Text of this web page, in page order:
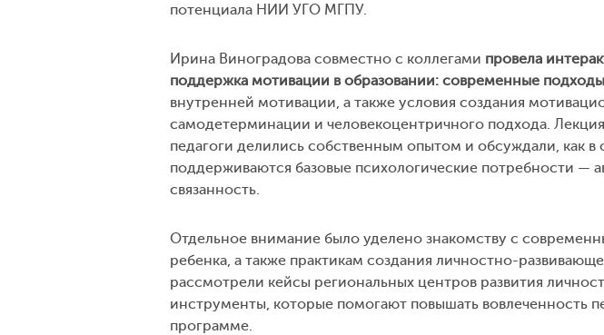
потенциала НИИ УГО МГПУ.
Ирина Виноградова совместно с коллегами провела
поддержка мотивации в образовании: современные
внутренней мотивации, а также условия создания
самодетерминации и человекоцентричного подхода.
педагоги делились собственным опытом и обсуждали, как в
поддерживаются базовые психологические потребности —
связанность.
Отдельное внимание было уделено знакомству с
ребенка, а также практикам создания личностно-
рассмотрели кейсы региональных центров развития
инструменты, которые помогают повышать вовлеченность
программе.